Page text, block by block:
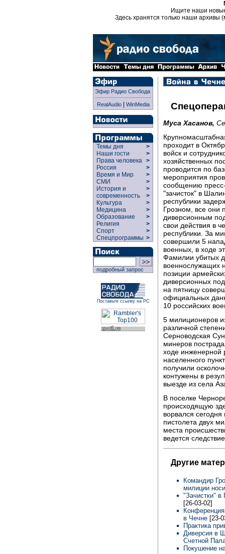
Ищите наши
Здесь хранятся только наши архивы
Эфир Радио Свобода
RealAudio| WinMedia
Темы дня
>
Наши гости
>
Права человека >
Россия
>
Время и Мир
>
СМИ
>
История и
современность
>
>
Культура
>
Медицина
>
Образование
>
Религия
>
Спорт
>
Спецпрограммы >
подробный запрос
Поставьте ссылку на РС
Муса Хасанов,
проходит в
войск и
хозяйственных
проводится по
мероприятия
сообщению
"зачисток" в
республики
Грозном, все они
диверсионным
свои действия в
республики. За
совершили 5
военных, в ходе
Фамилии убитых
военнослужащих
позиции
диверсионных
на пятницу
официальных
10 российских
5 милиционеров
различной
Серноводская
минеров
ходе инженерной
населенного
получили
контужены в
выезде из села
В поселке
происходящую
ворвался
пистолета двух
места
ведется
Другие
Командир
милиции
"Зачистки" в
[26-03-02]
в Чечне [23-
Практика
Диверсия в
Счетной
Покушение